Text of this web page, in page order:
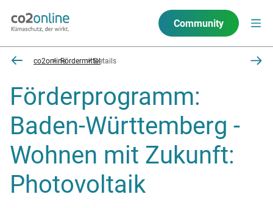
Community
co2onlineFördermittelDetails
Förderprogramm:
Baden-Württemberg -
Wohnen mit Zukunft:
Photovoltaik